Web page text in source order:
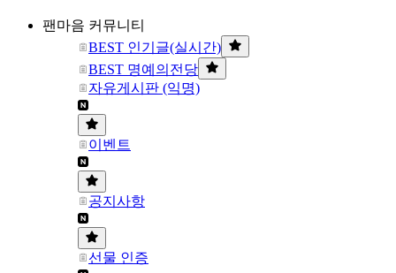
팬마음 커뮤니티
BEST 인기글(실시간)
BEST 명예의전당
자유게시판 (익명)
이벤트
공지사항
선물 인증